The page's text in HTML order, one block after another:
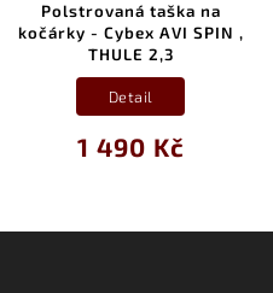
Polstrovaná taška na
kočárky - Cybex AVI SPIN ,
THULE 2,3
1 490 Kč
Detail